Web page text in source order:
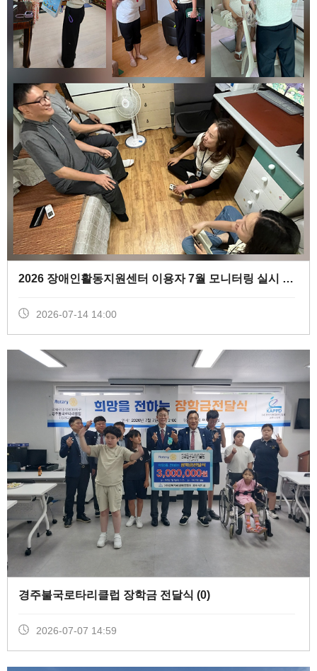
2026 장애인활동지원센터 이용자 7월 모니터링 실시 (
0)
2026-07-14 14:00
경주불국로타리클럽 장학금 전달식 (0)
2026-07-07 14:59